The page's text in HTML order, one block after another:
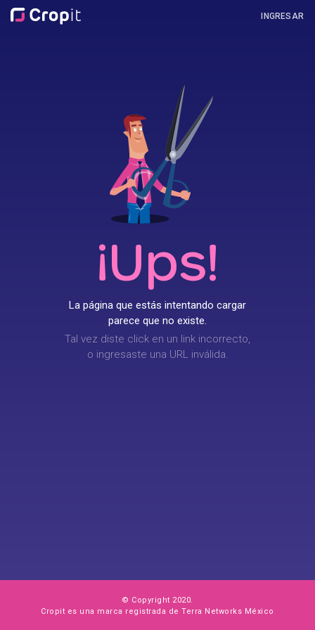
INGRESAR
¡Ups!
La página que estás intentando cargar
parece que no existe.
Tal vez diste click en un link incorrecto,
o ingresaste una URL inválida.
© Copyright 2020.
Cropit es una marca registrada de Terra Networks México